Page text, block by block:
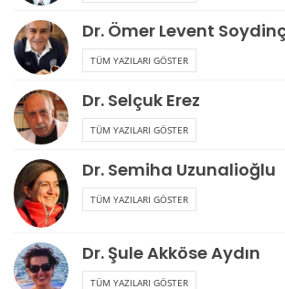
Dr. Ömer Levent
TÜM YAZILARI GÖSTER
Dr. Selçuk Erez
TÜM YAZILARI GÖSTER
Dr. Semiha Uzunalioğlu
TÜM YAZILARI GÖSTER
Dr. Şule Akköse Aydın
TÜM YAZILARI GÖSTER